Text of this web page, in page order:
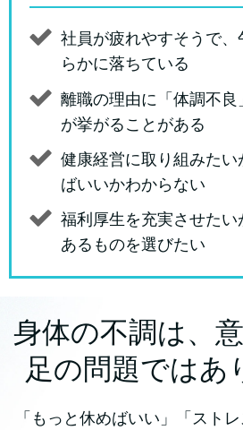
社員が疲れやすそうで、
らかに落ちている
離職の理由に「体調不良
が挙がることがある
健康経営に取り組みた
ばいいかわからない
福利厚生を充実させた
あるものを選びたい
身体の不調は、
足の問題ではあ
「もっと休めばいい」「スト